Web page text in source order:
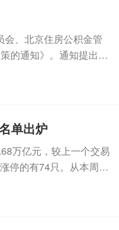
、北京住房公积金管
的通知》。通知提出，
单出炉
万亿元，较上一个交易
停的有74只。从本周的